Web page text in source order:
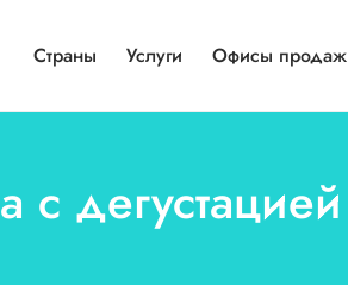
Страны Услуги Офисы продаж
дегустацией